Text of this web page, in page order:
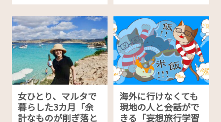
女ひとり、マルタで
暮らした3カ月「余
計なものが削ぎ落と
海外に行けなくても
現地の人と会話がで
きる「妄想旅行学習